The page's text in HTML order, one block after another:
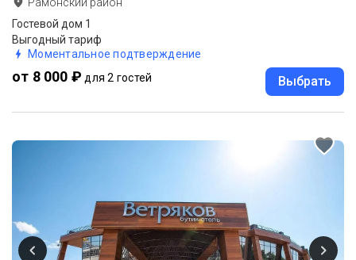
Гостевой дом 1
Выгодный тариф
Моментальное подтверждение
от 8 000 ₽ для 2 гостей Выбрать